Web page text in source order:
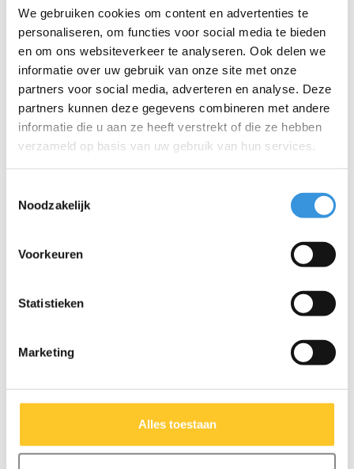
We gebruiken cookies om content en advertenties te
personaliseren, om functies voor social media te bieden
en om ons websiteverkeer te analyseren. Ook delen we
informatie over uw gebruik van onze site met onze
partners voor social media, adverteren en analyse. Deze
partners kunnen deze gegevens combineren met andere
informatie die u aan ze heeft verstrekt of die ze hebben
verzameld op basis van uw gebruik van hun services.
Noodzakelijk
Voorkeuren
Statistieken
Marketing
Alles toestaan
Met de hand gevlochten
Eenvoudig te bevestigen
Iets extra's erbij?
Micro bel mint flamingo
Mini Micro step ECO
groen